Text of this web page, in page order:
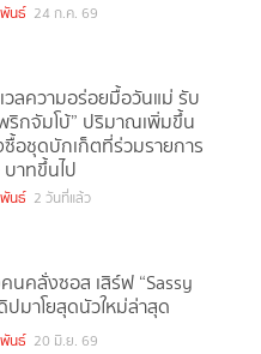
นธ์ 24 ก.ค. 69
วลความอร่อยมื้อวันแม่ รับ
ริกจัมโบ้” ปริมาณเพิ่มขึ้น
ซื้อชุดบักเก็ตที่ร่วมรายการ
าทขึ้นไป
นธ์ 2 วันที่แล้ว
คนคลั่งซอส เสิร์ฟ “Sassy
ปมาโยสุดนัวใหม่ล่าสุด
นธ์ 20 มิ.ย. 69